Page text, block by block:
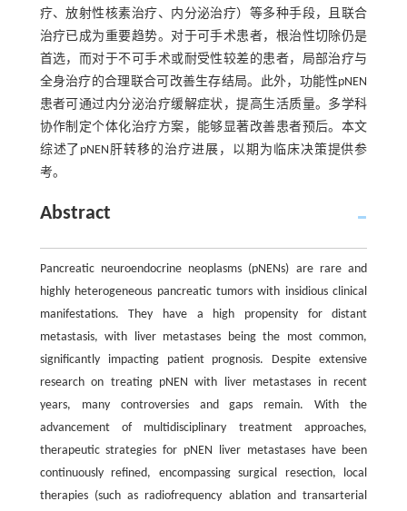
疗、放射性核素治疗、内分泌治疗）等多种手段，且联合
治疗已成为重要趋势。对于可手术患者，根治性切除仍是
首选，而对于不可手术或耐受性较差的患者，局部治疗与
全身治疗的合理联合可改善生存结局。此外，功能性pNEN
患者可通过内分泌治疗缓解症状，提高生活质量。多学科
协作制定个体化治疗方案，能够显著改善患者预后。本文
综述了pNEN肝转移的治疗进展，以期为临床决策提供参
考。
Abstract
Pancreatic neuroendocrine neoplasms (pNENs) are rare and
highly heterogeneous pancreatic tumors with insidious clinical
manifestations. They have a high propensity for distant
metastasis, with liver metastases being the most common,
significantly impacting patient prognosis. Despite extensive
research on treating pNEN with liver metastases in recent
years, many controversies and gaps remain. With the
advancement of multidisciplinary treatment approaches,
therapeutic strategies for pNEN liver metastases have been
continuously refined, encompassing surgical resection, local
therapies (such as radiofrequency ablation and transarterial